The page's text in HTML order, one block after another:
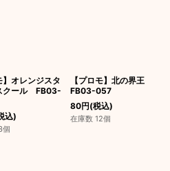
】オレンジスタ
クール FB03-
込)
個
【プロモ】北の界王
FB03-057
80円(税込)
在庫数 12個